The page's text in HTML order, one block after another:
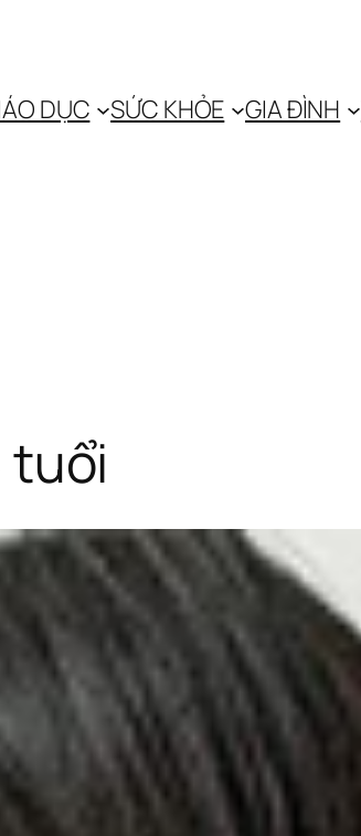
DỤC SỨC KHỎE GIA ĐÌNH
tuổi